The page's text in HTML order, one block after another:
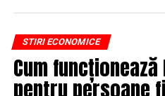
Nu cel mai tare software
conținutul liber, indexabil și
luăm pe îndelete, fiindcă
mai subtile decât par la
STIRI ECONOMICE
Cum
pentru persoane